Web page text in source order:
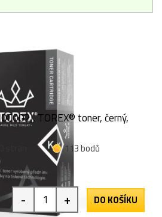
TOREX® toner, černý,
stran
113 bodů
- + DO KOŠÍKU